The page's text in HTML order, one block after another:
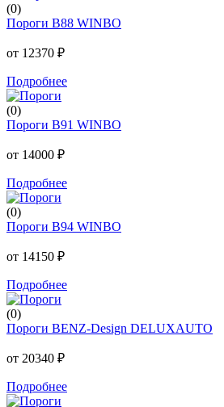
(0)
Пороги B88 WINBO
от 12370 ₽
Подробнее
(0)
Пороги B91 WINBO
от 14000 ₽
Подробнее
(0)
Пороги B94 WINBO
от 14150 ₽
Подробнее
(0)
Пороги BENZ-Design DELUXAUTO
от 20340 ₽
Подробнее